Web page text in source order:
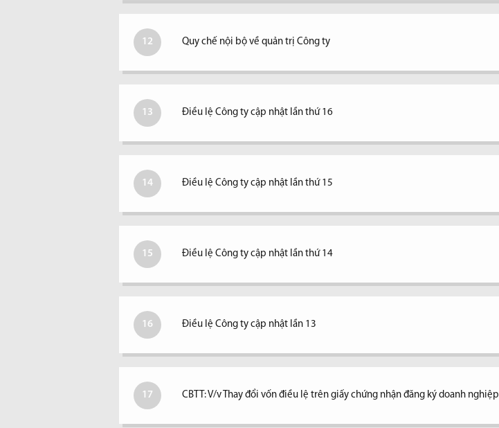
12 Quy chế nội bộ về quản trị Công ty
13 Điều lệ Công ty cập nhật lần thứ 16
14 Điều lệ Công ty cập nhật lần thứ 15
15 Điều lệ Công ty cập nhật lần thứ 14
16 Điều lệ Công ty cập nhật lần 13
17 CBTT: V/v Thay đổi vốn điều lệ trên giấy chứng nhận đăng ký doanh nghiệp